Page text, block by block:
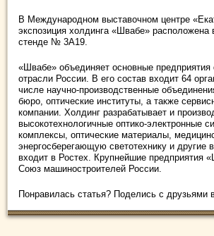
В Международном выставочном центре
экспозиция холдинга «Швабе»
стенде № 3А19.
«Швабе» объединяет основные предприятия
отрасли России. В его состав входит 64
числе научно-производственные
бюро, оптические институты, а также
компании. Холдинг разрабатывает и
высокотехнологичные оптико-электронные
комплексы, оптические материалы,
энергосберегающую светотехнику и другие
входит в Ростех. Крупнейшие предприятия
Союз машиностроителей России.
Понравилась статья? Поделись с друзьями